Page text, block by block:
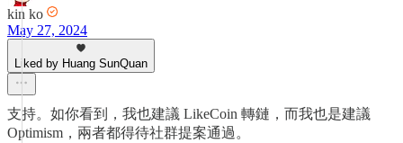
kin ko
May 27, 2024
Liked by Huang SunQuan
支持。如你看到，我也建議 LikeCoin 轉鏈，而我也是建議
Optimism，兩者都得待社群提案通過。